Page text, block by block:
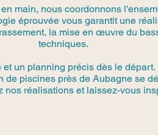
main, nous coordonnons
éprouvée vous garantit une
la mise en œuvre du
techniques.
un planning précis dès le
de piscines près de Aubagne se
réalisations et laissez-vous